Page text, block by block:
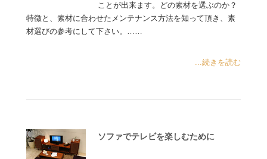
ことが出来ます。どの素材を選ぶのか？
特徴と、素材に合わせたメンテナンス方法を知って頂き、素
材選びの参考にして下さい。……
...続きを読む
ソファでテレビを楽しむために